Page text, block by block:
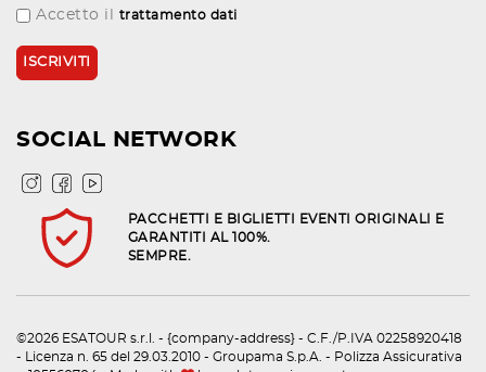
Accetto il trattamento dati
SOCIAL NETWORK
PACCHETTI E BIGLIETTI EVENTI ORIGINALI E
GARANTITI AL 100%.
SEMPRE.
©2026 ESATOUR s.r.l. - {company-address} - C.F./P.IVA 02258920418
- Licenza n. 65 del 29.03.2010 - Groupama S.p.A. - Polizza Assicurativa